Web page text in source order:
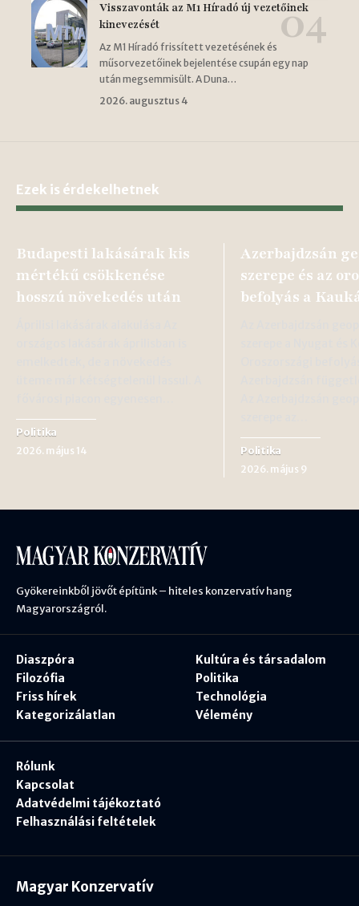
Visszavonták az M1 Híradó új vezetőinek
kinevezését
Az M1 Híradó frissített vezetésének és
műsorvezetőinek bejelentése csupán egy nap
után megsemmisült. A Duna…
2026. augusztus 4
Ezek is érdekelhetnek
Budapesti lakásárak kis
mértékű csökkenése
hosszú növekedés után
Politika
2026. május 14
Azerbajdzsán
szerepe és az
befolyás a
Politika
2026. május 9
Gyökereinkből jövőt építünk – hiteles konzervatív hang
Magyarországról.
Diaszpóra
Filozófia
Friss hírek
Kategorizálatlan
Kultúra és társadalom
Politika
Technológia
Vélemény
Rólunk
Kapcsolat
Adatvédelmi tájékoztató
Felhasználási feltételek
Magyar Konzervatív